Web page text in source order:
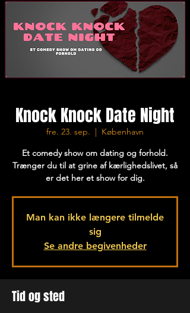
Knock Knock Date Night
fre. 23. sep.
  |
København
Et comedy show om dating og forhold.
Trænger du til at grine af kærlighedslivet, så
er det her et show for dig.
Man kan ikke længere tilmelde
sig
Se andre begivenheder
Tid og sted